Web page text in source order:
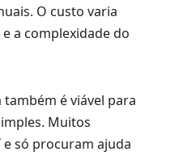
O custo varia
a complexidade do
é viável para
Muitos
só procuram ajuda